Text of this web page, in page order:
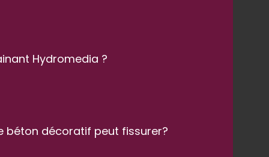
Hydromedia ?
béton décoratif peut fissurer?